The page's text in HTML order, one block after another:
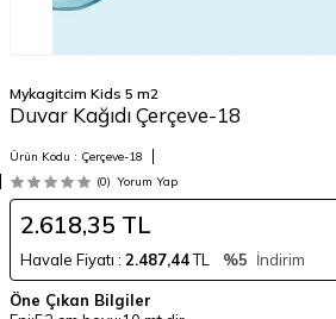
Mykagitcim Kids 5 m2
Duvar Kağıdı Çerçeve-18
Ürün Kodu : Çerçeve-18
(0) Yorum Yap
2.618,35 TL
Havale Fiyatı : 2.487,44TL %5 İndirim
Öne Çıkan Bilgiler